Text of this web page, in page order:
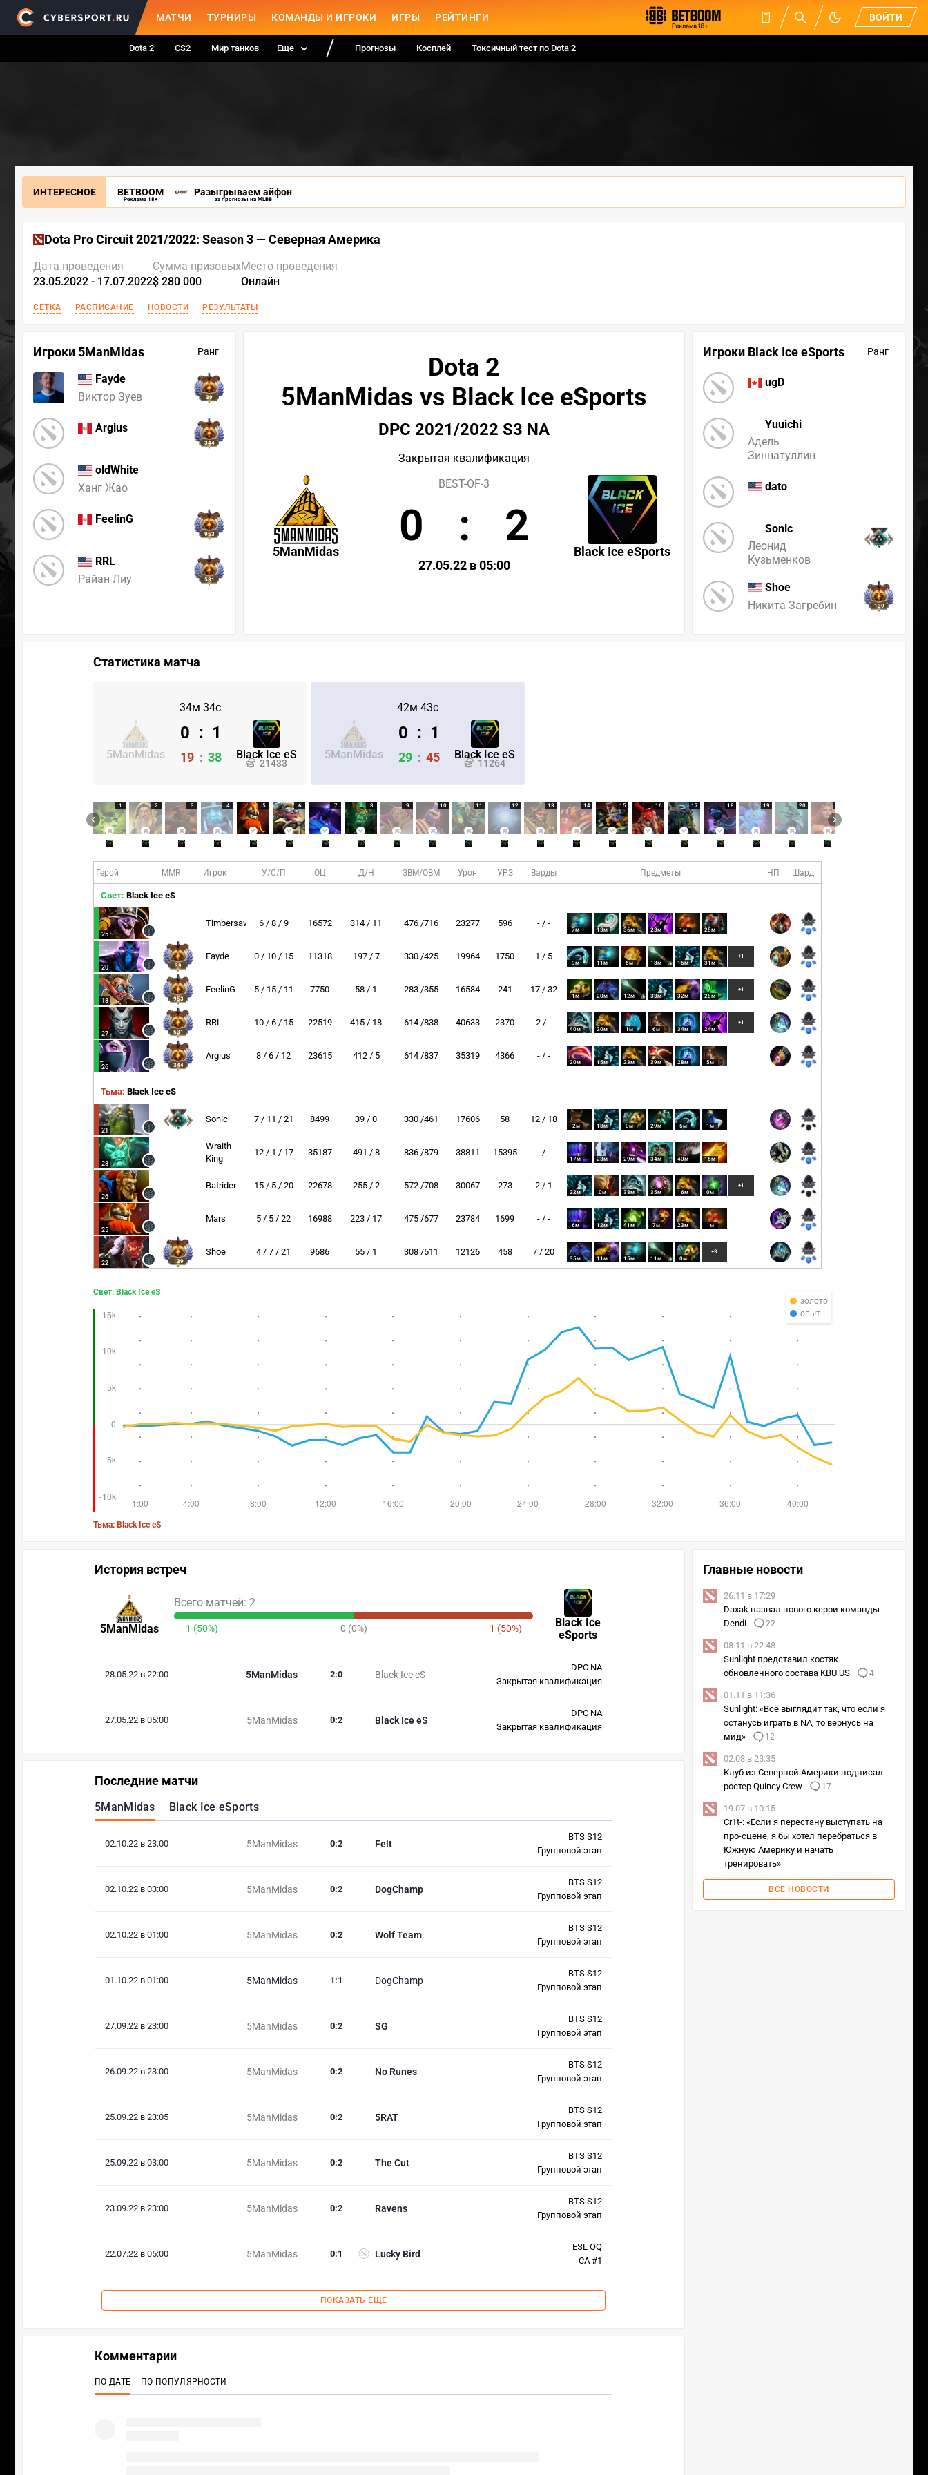
МАТЧИ ТУРНИРЫ КОМАНДЫ И ИГРОКИ ИГРЫ РЕЙТИНГИ ВОЙТИ
Dota 2 CS2 Мир танков Еще Прогнозы Косплей Токсичный тест по Dota 2
ИНТЕРЕСНОЕ BETBOOM
Реклама 18+
Разыгрываем айфон
за прогнозы на MLBB
Dota Pro Circuit 2021/2022: Season 3 — Северная Америка
Дата проведения
23.05.2022 - 17.07.2022
Сумма призовых
$ 280 000
Место проведения
Онлайн
СЕТКА РАСПИСАНИЕ НОВОСТИ РЕЗУЛЬТАТЫ
Игроки 5ManMidas Ранг
Fayde
Виктор Зуев
39
Argius
344
oldWhite
Ханг Жао
FeelinG
953
RRL
Райан Лиу
531
Игроки Black Ice eSports Ранг
ugD
Yuuichi
Адель
Зиннатуллин
dato
Sonic
Леонид
Кузьменков
1475
Shoe
Никита Загребин
139
Dota 2
5ManMidas vs Black Ice eSports
DPC 2021/2022 S3 NA
Закрытая квалификация
5ManMidas Black Ice eSports
BEST-OF-3
0 : 2
27.05.22 в 05:00
Статистика матча
34м 34с
5ManMidas Black Ice eS
21433
0 : 1
19 : 38
42м 43с
5ManMidas Black Ice eS
11264
0 : 1
29 : 45
1 2 3 4 5 6 7 8 9 10 11 12 13 14 15 16 17 18 19 20
Герой MMR Игрок У/С/П ОЦ Д/Н ЗВМ/ОВМ Урон УРЗ Варды Предметы НП Шард
Свет: Black Ice eS
25
Timbersaw 6 / 8 / 9 16572 314 / 11 476 /716 23277 596 - / -
7м 13м 36м 23м 1м 28м
20 39
Fayde 0 / 10 / 15 11318 197 / 7 330 /425 19964 1750 1 / 5
9м 11м 6м 18м 15м 31м
+1
18 953
FeelinG 5 / 15 / 11 7750 58 / 1 283 /355 16584 241 17 / 32
1м 20м 12м 33м 32м 28м
+1
27 531
RRL 10 / 6 / 15 22519 415 / 18 614 /838 40633 2370 2 / -
40м 20м 1м 6м 34м 24м
+1
26 344
Argius 8 / 6 / 12 23615 412 / 5 614 /837 35319 4366 - / -
20м 15м 23м 39м 28м 5м
Тьма: Black Ice eS
21 1475
Sonic 7 / 11 / 21 8499 39 / 0 330 /461 17606 58 12 / 18
-2м 18м 0м 29м 5м 1м
28
Wraith
King
12 / 1 / 17 35187 491 / 8 836 /879 38811 15395 - / -
17м 23м 29м 34м 40м 16м
26
Batrider 15 / 5 / 20 22678 255 / 2 572 /708 30067 273 2 / 1
22м 0м 38м 35м 16м 0м
+1
25
Mars 5 / 5 / 22 16988 223 / 17 475 /677 23784 1699 - / -
6м 12м 41м 7м 23м 1м
22 139
Shoe 4 / 7 / 21 9686 55 / 1 308 /511 12126 458 7 / 20
35м 11м 15м 11м 0м
+3
золото
опыт
Свет: Black Ice eS
Тьма: Black Ice eS
История встреч
5ManMidas
Black Ice
eSports
Всего матчей: 2
1 (50%) 0 (0%) 1 (50%)
28.05.22 в 22:00 5ManMidas Black Ice eS
2:0
DPC NA
Закрытая квалификация
27.05.22 в 05:00 5ManMidas Black Ice eS
0:2
DPC NA
Закрытая квалификация
Последние матчи
5ManMidas Black Ice eSports
02.10.22 в 23:00 5ManMidas Felt
0:2
BTS S12
Групповой этап
02.10.22 в 03:00 5ManMidas DogChamp
0:2
BTS S12
Групповой этап
02.10.22 в 01:00 5ManMidas Wolf Team
0:2
BTS S12
Групповой этап
01.10.22 в 01:00 5ManMidas DogChamp
1 :1
BTS S12
Групповой этап
27.09.22 в 23:00 5ManMidas SG
0:2
BTS S12
Групповой этап
26.09.22 в 23:00 5ManMidas No Runes
0:2
BTS S12
Групповой этап
25.09.22 в 23:05 5ManMidas 5RAT
0:2
BTS S12
Групповой этап
25.09.22 в 03:00 5ManMidas The Cut
0:2
BTS S12
Групповой этап
23.09.22 в 23:00 5ManMidas Ravens
0:2
BTS S12
Групповой этап
22.07.22 в 05:00 5ManMidas Lucky Bird
0:1
ESL OQ
СА #1
ПОКАЗАТЬ ЕЩЕ
Главные новости
26.11 в 17:29
Daxak назвал нового керри команды
Dendi
22
08.11 в 22:48
Sunlight представил костяк
обновленного состава KBU.US
4
01.11 в 11:36
Sunlight: «Всё выглядит так, что если я
останусь играть в NA, то вернусь на
мид»
12
02.08 в 23:35
Клуб из Северной Америки подписал
ростер Quincy Crew
17
19.07 в 10:15
Cr1t-: «Если я перестану выступать на
про-сцене, я бы хотел перебраться в
Южную Америку и начать
тренировать»
ВСЕ НОВОСТИ
Комментарии
ПО ДАТЕ ПО ПОПУЛЯРНОСТИ